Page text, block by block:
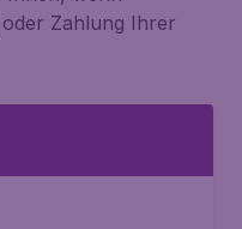
Zahlung Ihrer